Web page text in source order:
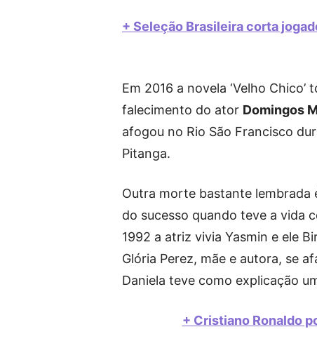
+ Seleção Brasileira corta
Em 2016 a novela ‘Velho
falecimento do ator Domingos
afogou no Rio São Francisco
Pitanga.
Outra morte bastante lembrada
do sucesso quando teve a vida
1992 a atriz vivia Yasmin e ele
Glória Perez, mãe e autora, se
Daniela teve como explicação
+ Cristiano Ronaldo